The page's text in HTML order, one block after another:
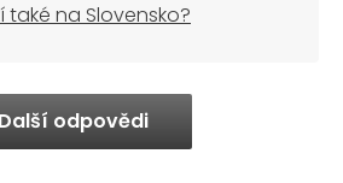
také na Slovensko?
Další odpovědi